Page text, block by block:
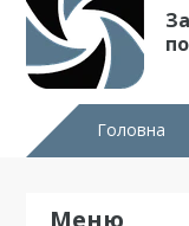
Головна